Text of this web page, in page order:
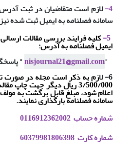
4- لازم است متقاضیان در ثبت آدرس
سامانه فصلنامه به ایمیل ثبت شده
5- کلیه فرایند بررسی مقالات
ایمیل فصلنامه به آدرس:
"
nisjournal21@gmail.com
"
6- ل
ازم به ذکر استمجله
3/500/000 ریال دیگر جهت
اعلام شود، مبلغ قابل برگشت به
سامانه فصلنامه بارگذاری نمایند.
شماره حساب 0116912362002
شماره کارت 60379981806398